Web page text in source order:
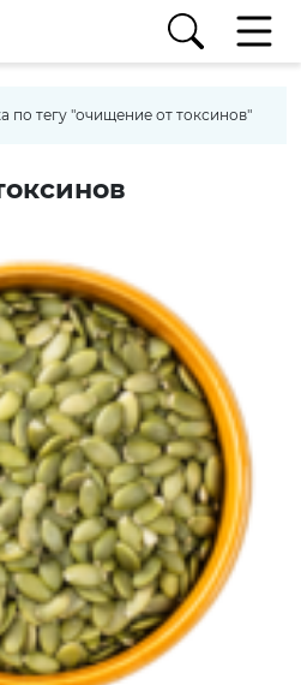
по тегу "очищение от токсинов"